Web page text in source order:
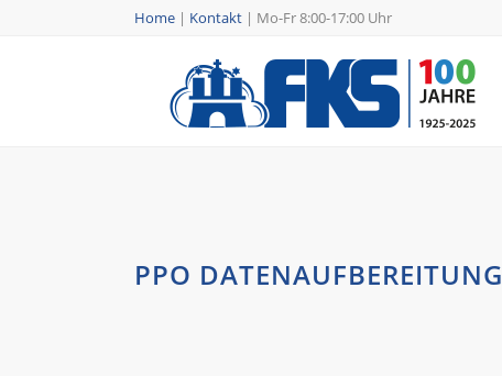
Home | Kontakt | Mo-Fr 8:00-17:00 Uhr
PPO DATENAUFBEREITUNG